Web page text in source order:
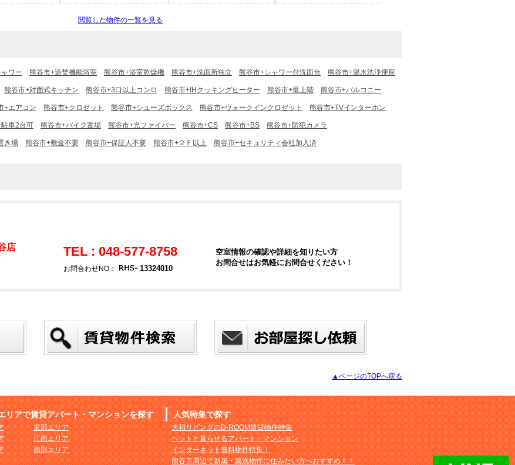
閲覧した物件の一覧を見る
ワー 熊谷市+追焚機能浴室 熊谷市+浴室乾燥機 熊谷市+洗面所独立 熊谷市+シャワー付洗面台 熊谷市+温水洗浄便座
熊谷市+対面式キッチン 熊谷市+3口以上コンロ 熊谷市+IHクッキングヒーター 熊谷市+最上階 熊谷市+バルコニー
+エアコン 熊谷市+クロゼット 熊谷市+シューズボックス 熊谷市+ウォークインクロゼット 熊谷市+TVインターホン
車2台可 熊谷市+バイク置場 熊谷市+光ファイバー 熊谷市+CS 熊谷市+BS 熊谷市+防犯カメラ
き場 熊谷市+敷金不要 熊谷市+保証人不要 熊谷市+２Ｆ以上 熊谷市+セキュリティ会社加入済
店 TEL : 048-577-8758
お問合わせNO： 13324010
空室情報の確認や詳細を知りたい方
お問合せはお気軽にお問合せください！
▲ページのTOPへ戻る
リアで賃貸アパート・マンションを探す
東部エリア
江南エリア
南部エリア
人気特集で探す
大和リビングのD-ROOM賃貸物件特集
ペットと暮らせるアパート・マンション
インターネット無料物件特集！
熊谷市周辺で新築・築浅物件に住みたい方へおすすめ！！